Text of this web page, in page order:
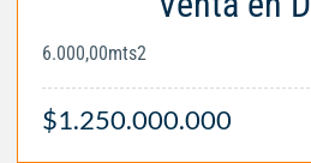
6.000,00mts2
$1.250.000.000